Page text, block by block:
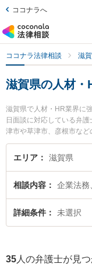
ココナラへ
ココナラ法律相談 滋
滋賀県の人材・
滋賀県で人材・HR業界に
日面談に対応している弁
津市や草津市、彦根市な
係する顧問弁護士契約や
則作成等の細かな分野で
ップ法律事務所 滋賀大津
ロフィール情報や弁護士
や夜間に発生した人材・
『人材・HR業界のトラブ
エリア 滋賀県
相談内容 企業法務
詳細条件 未選択
35 人の弁護士が見